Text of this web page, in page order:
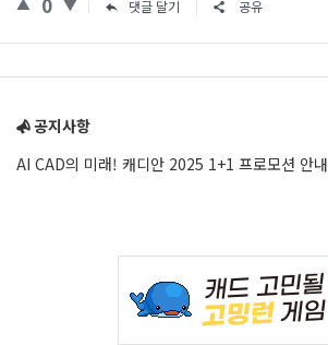
댓글 달기 공유
공지사항
AI CAD의 미래! 캐디안 2025 1+1 프로모션 안내